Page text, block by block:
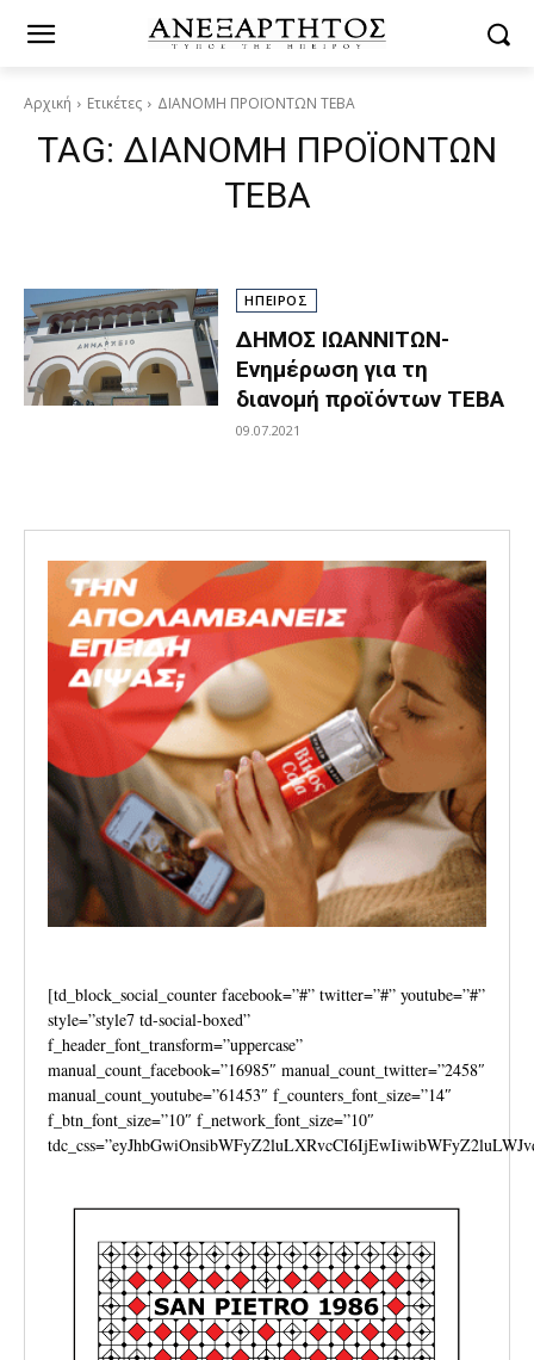
Αρχική Ετικέτες ΔΙΑΝΟΜΗ ΠΡΟΪΟΝΤΩΝ ΤΕΒΑ
TAG: ΔΙΑΝΟΜΗ ΠΡΟΪΟΝΤΩΝ
ΤΕΒΑ
ΗΠΕΙΡΟΣ
ΔΗΜΟΣ ΙΩΑΝΝΙΤΩΝ-
Ενημέρωση για τη
διανομή προϊόντων ΤΕΒΑ
09.07.2021
[td_block_social_counter facebook=”#” twitter=”#” youtube=”#”
style=”style7 td-social-boxed”
f_header_font_transform=”uppercase”
manual_count_facebook=”16985″ manual_count_twitter=”2458″
manual_count_youtube=”61453″ f_counters_font_size=”14″
f_btn_font_size=”10″ f_network_font_size=”10″